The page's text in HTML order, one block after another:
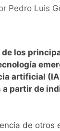
Pedro Luis
los
artificial
partir de
de otros